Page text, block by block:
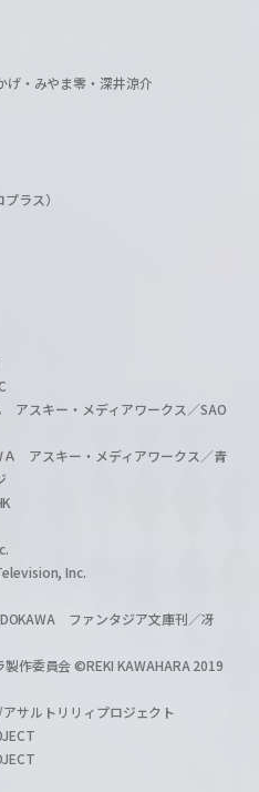
・みやま零・深井涼介
ラス）
スキー・メディアワークス／SAO
アスキー・メディアワークス／青
Inc.
ファンタジア文庫刊／冴
作委員会 ©REKI KAWAHARA 2019
サルトリリィプロジェクト